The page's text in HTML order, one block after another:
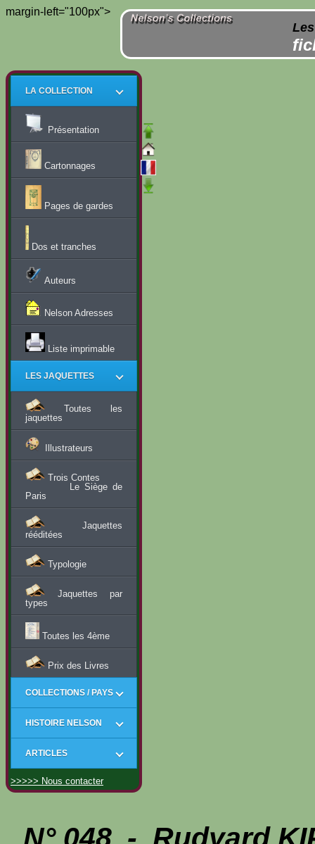
margin-left="100px">
LA COLLECTION
Présentation
Cartonnages
Pages de gardes
Dos et tranches
Auteurs
Nelson Adresses
Liste imprimable
LES JAQUETTES
Toutes les
jaquettes
Illustrateurs
Trois Contes
Le Siège de
Paris
Jaquettes
rééditées
Typologie
Jaquettes par
types
Toutes les 4ème
Prix des Livres
COLLECTIONS / PAYS
HISTOIRE NELSON
ARTICLES
>>>>> Nous contacter